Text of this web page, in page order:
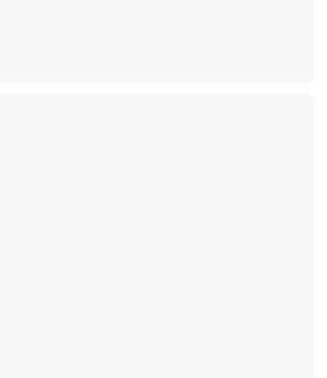
açısı
ardından
yaralarını sarıyor
2023 yılı beklentileri
sürüyor
da artıyor